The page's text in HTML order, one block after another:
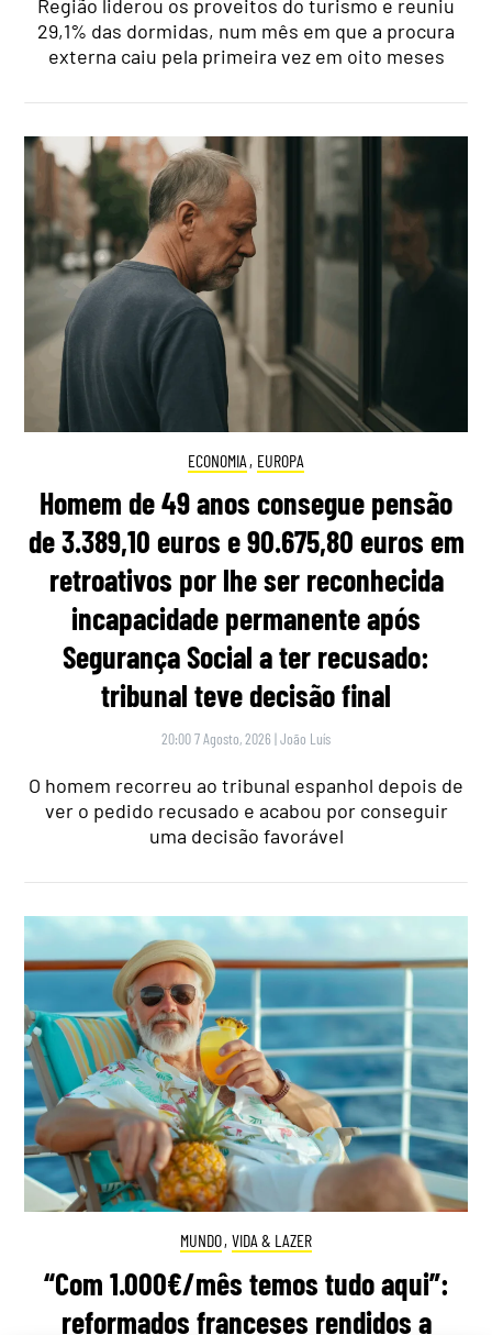
Região liderou os proveitos do turismo e reuniu
29,1% das dormidas, num mês em que a procura
externa caiu pela primeira vez em oito meses
ECONOMIA , EUROPA
Homem de 49 anos consegue pensão
de 3.389,10 euros e 90.675,80 euros em
retroativos por lhe ser reconhecida
incapacidade permanente após
Segurança Social a ter recusado:
tribunal teve decisão final
20:00 7 Agosto, 2026 |João Luís
O homem recorreu ao tribunal espanhol depois de
ver o pedido recusado e acabou por conseguir
uma decisão favorável
MUNDO, VIDA & LAZER
“Com 1.000€/mês temos tudo aqui”:
reformados franceses rendidos a